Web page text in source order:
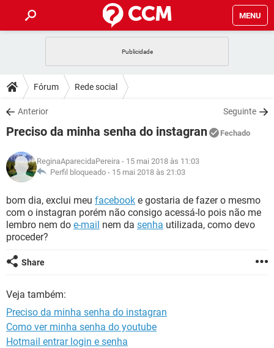
MENU
CELULAR
OUTLOOK
INSTAGRAM GMAIL
GUIA DE COMPRAS
DICAS
JOGOS
INSTAGRAM GMAIL
GUIA DE COMPRAS
DOWNLOADS
JOGOS WHATSAPP
CELULAR
OUTLOOK EXCEL
INSTAGRAM
GUIA DE COMPRAS
JOGOS WHATSAPP
CELULAR
OUTLOOK EXCEL
INSTAGRAM GMAIL
GLOSSÁRIO
JOGOS WHATSAPP
CELULAR FACEBOOK
OUTLOOK
INSTAGRAM
Fórum Rede social
Anterior Seguinte
Preciso da minha senha do instagran Fechado
ReginaAparecidaPereira - 15 mai 2018 às 11:03
Perfil bloqueado - 15 mai 2018 às 21:03
bom dia, exclui meu facebook e gostaria de fazer o mesmo
com o instagran porém não consigo acessá-lo pois não me
lembro nem do e-mail nem da senha utilizada, como devo
proceder?
Share
Veja também:
Preciso da minha senha do instagran
Como ver minha senha do youtube
Hotmail entrar login e senha